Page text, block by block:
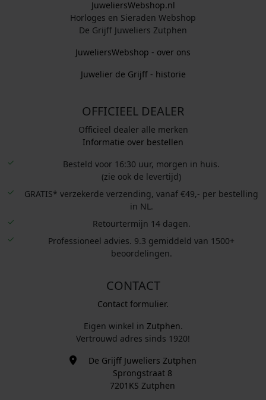
JuweliersWebshop.nl
Horloges en Sieraden Webshop
De Grijff Juweliers Zutphen
JuweliersWebshop - over ons
Juwelier de Grijff - historie
OFFICIEEL DEALER
Officieel dealer alle merken
Informatie over bestellen
Besteld voor 16:30 uur, morgen in huis.
(zie ook de levertijd)
GRATIS* verzekerde verzending, vanaf €49,- per bestelling
in NL.
Retourtermijn 14 dagen.
Professioneel advies. 9.3 gemiddeld van 1500+
beoordelingen.
CONTACT
Contact formulier.
Eigen winkel in Zutphen.
Vertrouwd adres sinds 1920!
De Grijff Juweliers Zutphen
Sprongstraat 8
7201KS Zutphen